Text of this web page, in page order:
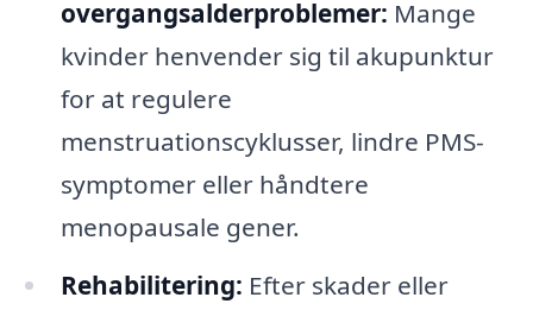
overgangsalderproblemer: Mange
kvinder henvender sig til akupunktur
for at regulere
menstruationscyklusser, lindre PMS-
symptomer eller håndtere
menopausale gener.
Rehabilitering: Efter skader eller